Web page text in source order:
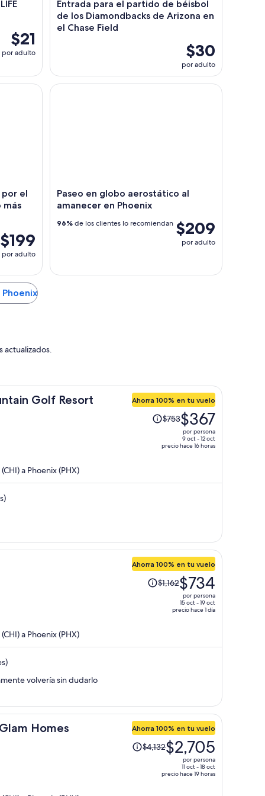
$21
por adulto
Entrada para el partido de béisbol
de los Diamondbacks de Arizona en
el Chase Field
$30
por adulto
el desierto de Sonora
el
más
$199
por adulto
área de Phoenix en el globo más grande de EE.
Paseo en globo aerostático al
amanecer en Phoenix
$209
por adulto
96% de los clientes lo recomiendan
Paseo en globo aerostático al amanecer en
actualizados.
Golf Resort Ahorra 100% en tu vuelo
El
precio
de
ahora
persona
$753$367
por persona
9 oct - 12 oct
precio hace 16 horas
a Phoenix (PHX)
Ahorra 100% en tu vuelo
El
precio
ahora
persona
$1,162$734
por persona
15 oct - 19 oct
precio hace 1 día
a Phoenix (PHX)
volvería sin dudarlo
Homes Ahorra 100% en tu vuelo
El
precio
$4,132$2,705
por persona
11 oct - 18 oct
precio hace 19 horas